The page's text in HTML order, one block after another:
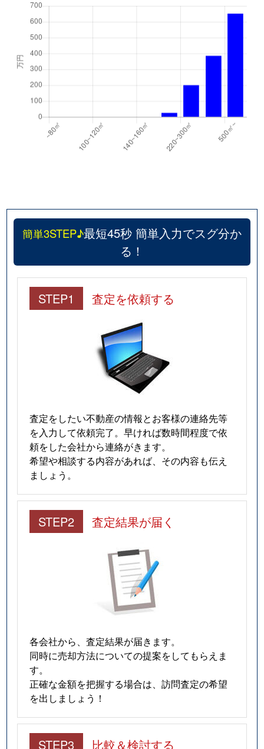
簡単3STEP♪最短45秒 簡単入力でスグ分か
る！
STEP1 査定を依頼する
査定をしたい不動産の情報とお客様の連絡先等
を入力して依頼完了。早ければ数時間程度で依
頼をした会社から連絡がきます。
希望や相談する内容があれば、その内容も伝え
ましょう。
STEP2 査定結果が届く
各会社から、査定結果が届きます。
同時に売却方法についての提案をしてもらえま
す。
正確な金額を把握する場合は、訪問査定の希望
を出しましょう！
STEP3 比較＆検討する